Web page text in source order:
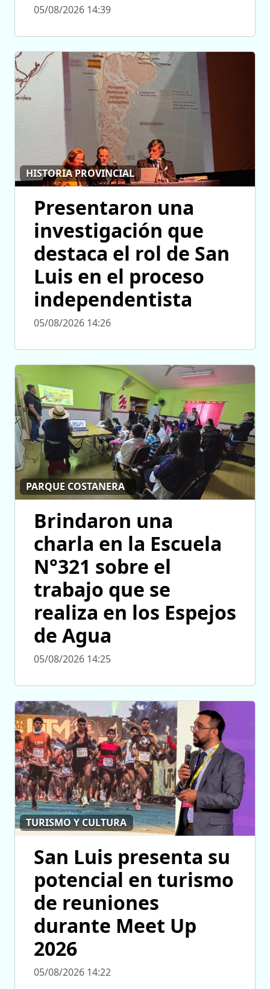
05/08/2026 14:39
HISTORIA PROVINCIAL
Presentaron una
investigación que
destaca el rol de San
Luis en el proceso
independentista
05/08/2026 14:26
PARQUE COSTANERA
Brindaron una
charla en la Escuela
N°321 sobre el
trabajo que se
realiza en los Espejos
de Agua
05/08/2026 14:25
TURISMO Y CULTURA
San Luis presenta su
potencial en turismo
de reuniones
durante Meet Up
2026
05/08/2026 14:22